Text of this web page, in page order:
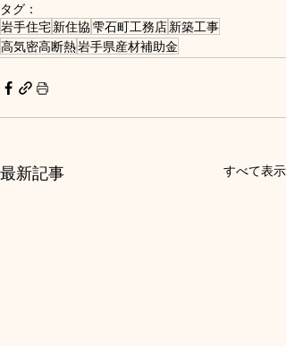
タグ：
岩手住宅新住協 雫石町工務店新築工事
高気密高断熱岩手県産材補助金
最新記事 すべて表示